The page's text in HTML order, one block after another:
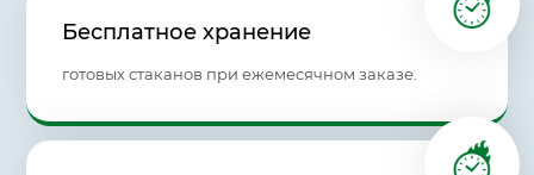
Бесплатное хранение
готовых стаканов при ежемесячном заказе.